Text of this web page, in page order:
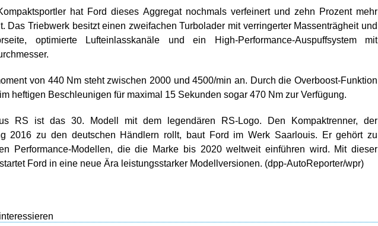
hat Ford dieses Aggregat nochmals verfeinert und zehn Prozent mehr
Das Triebwerk besitzt einen zweifachen Turbolader mit verringerter Massenträgheit und
optimierte Lufteinlasskanäle und ein High-Performance-Auspuffsystem mit
von 440 Nm steht zwischen 2000 und 4500/min an. Durch die Overboost-Funktion
heftigen Beschleunigen für maximal 15 Sekunden sogar 470 Nm zur Verfügung.
RS ist das 30. Modell mit dem legendären RS-Logo. Den Kompaktrenner, der
2016 zu den deutschen Händlern rollt, baut Ford im Werk Saarlouis. Er gehört zu
Performance-Modellen, die die Marke bis 2020 weltweit einführen wird. Mit dieser
Ford in eine neue Ära leistungsstarker Modellversionen. (dpp-AutoReporter/wpr)